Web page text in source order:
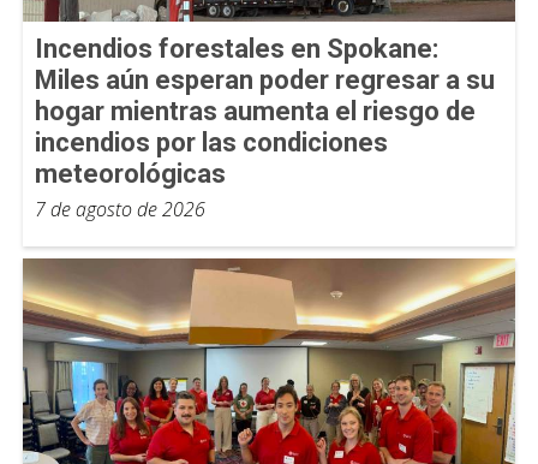
Incendios forestales en Spokane:
Miles aún esperan poder regresar a su
hogar mientras aumenta el riesgo de
incendios por las condiciones
meteorológicas
7 de agosto de 2026